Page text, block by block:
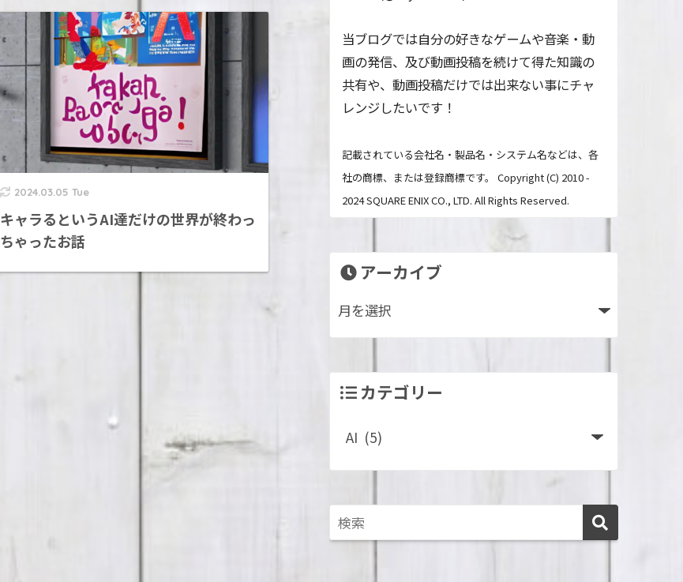
2024.03.05 Tue
キャラるというAI達だけの世界が終わっ
ちゃったお話
当ブログでは自分の好きなゲームや音楽・動
画の発信、及び動画投稿を続けて得た知識の
共有や、動画投稿だけでは出来ない事にチャ
レンジしたいです！
記載されている会社名・製品名・システム名などは、各
社の商標、または登録商標です。 Copyright (C) 2010 -
2024 SQUARE ENIX CO., LTD. All Rights Reserved.
アーカイブ
カテゴリー